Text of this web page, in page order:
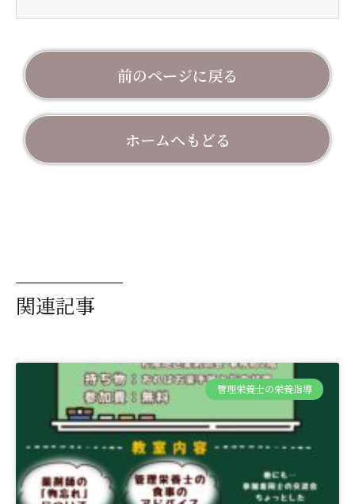
前のページに戻る
ホームへもどる
関連記事
管理栄養士の栄養指導